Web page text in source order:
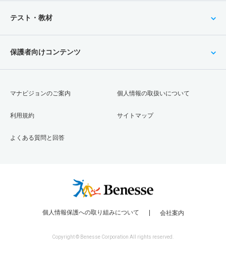
テスト・教材
保護者向けコンテンツ
マナビジョンのご案内
利用規約
よくある質問と回答
個人情報の取扱いについて
サイトマップ
個人情報保護への取り組みについて 会社案内
Copyright © Benesse Corporation All rights reserved.